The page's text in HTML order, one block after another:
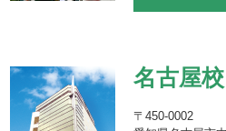
名古屋校
〒450-0002